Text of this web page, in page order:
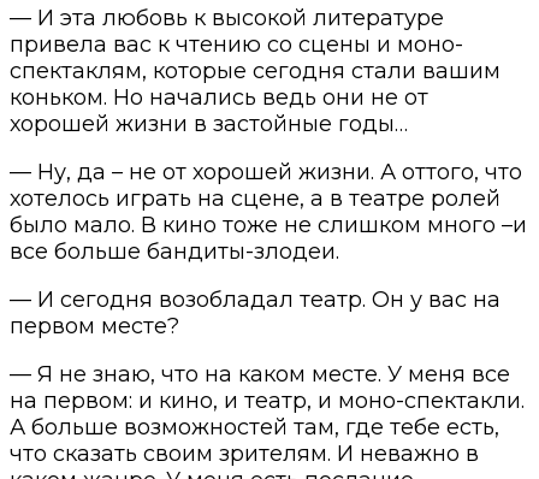
— И эта любовь к высокой литературе
привела вас к чтению со сцены и моно-
спектаклям, которые сегодня стали вашим
коньком. Но начались ведь они не от
хорошей жизни в застойные годы…
— Ну, да – не от хорошей жизни. А оттого, что
хотелось играть на сцене, а в театре ролей
было мало. В кино тоже не слишком много –и
все больше бандиты-злодеи.
— И сегодня возобладал театр. Он у вас на
первом месте?
— Я не знаю, что на каком месте. У меня все
на первом: и кино, и театр, и моно-спектакли.
А больше возможностей там, где тебе есть,
что сказать своим зрителям. И неважно в